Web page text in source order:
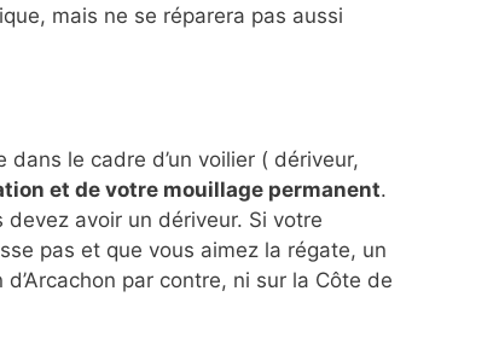
mais ne se réparera pas aussi
le cadre d’un voilier ( dériveur,
et de votre mouillage permanent.
devez avoir un dériveur. Si votre
pas et que vous aimez la régate, un
par contre, ni sur la Côte de